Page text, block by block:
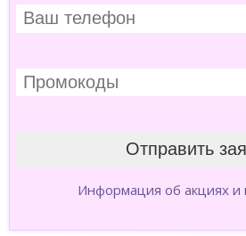
Информация об акциях и